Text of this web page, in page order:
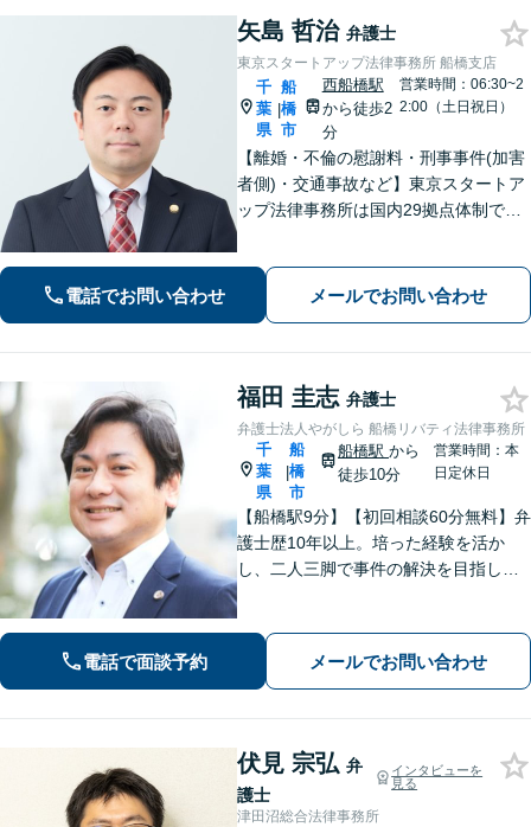
矢島 哲治 弁護士
東京スタートアップ法律事務所 船橋支店
千
葉
県
|
船
橋
市
西船橋駅
から徒歩2
分
営業時間：06:30~2
2:00（土日祝日）
【離婚・不倫の慰謝料・刑事事件(加害
者側)・交通事故など】東京スタートア
ップ法律事務所は国内29拠点体制で全
専門性の高い弁護士が寄り添い解決を
サポートします。
電話でお問い合わせ メールでお問い合わせ
福田 圭志 弁護士
弁護士法人やがしら 船橋リバティ法律事務所
千
葉
県
|
船
橋
市
船橋駅 から
徒歩10分
営業時間：本
日定休日
【船橋駅9分】【初回相談60分無料】弁
護士歴10年以上。培った経験を活か
し、二人三脚で事件の解決を目指しま
解決を【相続問題】長期案件も忍耐強
く共に戦います【夜間相談可】
電話で面談予約 メールでお問い合わせ
伏見 宗弘 弁
護士
インタビューを
見る
津田沼総合法律事務所